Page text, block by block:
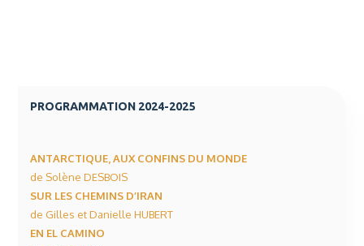
PROGRAMMATION 2024-2025
ANTARCTIQUE, AUX CONFINS DU MONDE
de Solène DESBOIS
SUR LES CHEMINS D’IRAN
de Gilles et Danielle HUBERT
EN EL CAMINO